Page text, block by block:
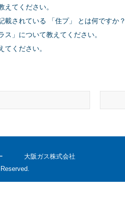
えてください。
載されている 「住プ」 とは何ですか？
」について教えてください。
てください。
大阪ガス株式会社